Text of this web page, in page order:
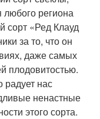
региона
сорт «Ред Клауд
за то, что он
даже самых
плодовитостью.
радует нас
ненастные
этого сорта.